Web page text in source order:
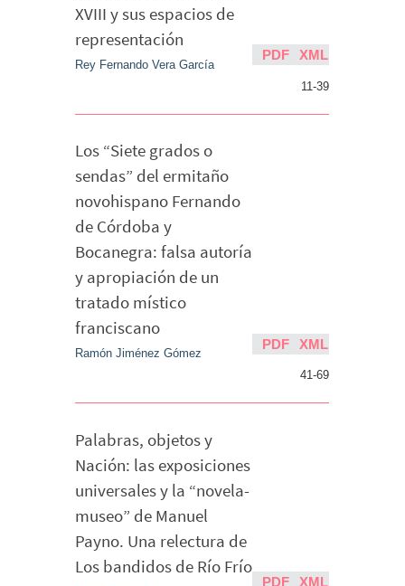
XVIII y sus espacios de
representación
Rey Fernando Vera García
11-39
PDF XML
Los “Siete grados o
sendas” del ermitaño
novohispano Fernando
de Córdoba y
Bocanegra: falsa autoría
y apropiación de un
tratado místico
franciscano
Ramón Jiménez Gómez
41-69
PDF XML
Palabras, objetos y
Nación: las exposiciones
universales y la “novela-
museo” de Manuel
Payno. Una relectura de
Los bandidos de Río Frío
PDF XML